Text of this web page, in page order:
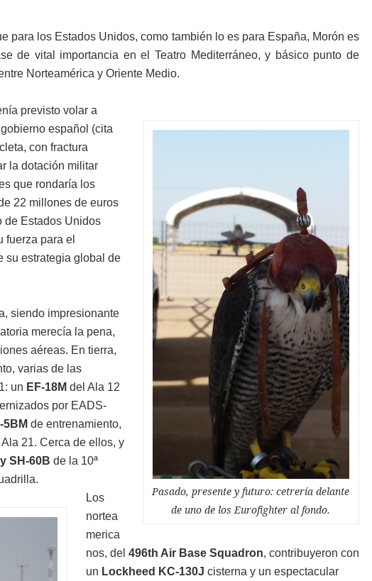
para los Estados Unidos, como también lo es para España, Morón es
de vital importancia en el Teatro Mediterráneo, y básico punto de
Norteamérica y Oriente Medio.
Pasado, presente y futuro: cetrería delante
de uno de los Eurofighter al fondo.
previsto volar a
español (cita
con fractura
la dotación militar
que rondaría los
22 millones de euros
de Estados Unidos
fuerza para el
su estrategia global de
siendo impresionante
merecía la pena,
aéreas. En tierra,
varias de las
un EF-18M del Ala 12
por EADS-
5BM de entrenamiento,
21. Cerca de ellos, y
SH-60B de la 10ª
Los
nortea
merica
nos, del 496th Air Base Squadron, contribuyeron con
un Lockheed KC-130J cisterna y un espectacular